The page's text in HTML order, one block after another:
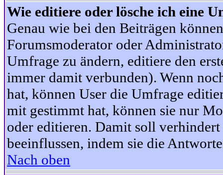
Wie editiere oder lösche ich eine
Genau wie bei den Beiträgen
Forumsmoderator oder
Umfrage zu ändern, editiere den
immer damit verbunden). Wenn
hat, können User die Umfrage
mit gestimmt hat, können sie nur
oder editieren. Damit soll
beeinflussen, indem sie die
Nach oben